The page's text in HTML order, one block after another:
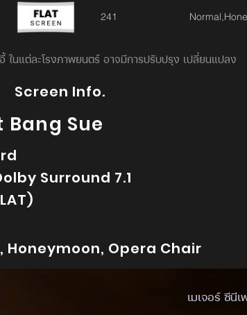
241
ในแต่ละโรงภาพยนตร์ อาจมีการปรับปรุง เปลี่ยนแปลง
Screen Info.
Sue
Surround 7.1
Honeymoon, Opera Chair
เมเจอร์ ซีนี